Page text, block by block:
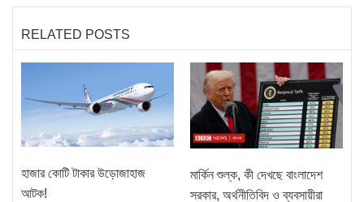
RELATED POSTS
হাজার কোটি টাকার উড়োজাহাজ
আটক!
মার্কিন শুল্ক, কী দেখছে বাংলাদেশ
সরকার, অর্থনীতিবিদ ও ব্যবসায়ীরা